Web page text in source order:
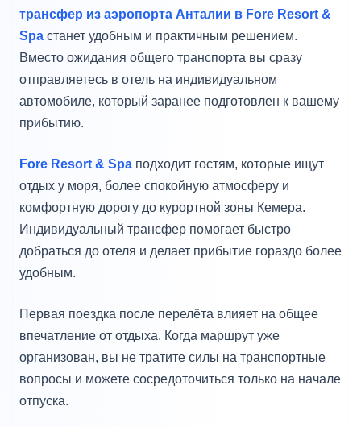
трансфер из аэропорта Анталии в Fore Resort &
Spa станет удобным и практичным решением.
Вместо ожидания общего транспорта вы сразу
отправляетесь в отель на индивидуальном
автомобиле, который заранее подготовлен к вашему
прибытию.
Fore Resort & Spa подходит гостям, которые ищут
отдых у моря, более спокойную атмосферу и
комфортную дорогу до курортной зоны Кемера.
Индивидуальный трансфер помогает быстро
добраться до отеля и делает прибытие гораздо более
удобным.
Первая поездка после перелёта влияет на общее
впечатление от отдыха. Когда маршрут уже
организован, вы не тратите силы на транспортные
вопросы и можете сосредоточиться только на начале
отпуска.